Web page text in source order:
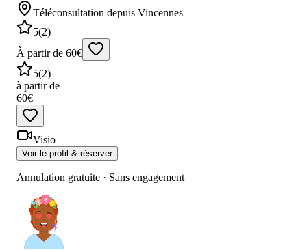
Téléconsultation depuis Vincennes
5(2)
À partir de 60€
5(2)
à partir de
60€
Visio
Voir le profil & réserver
Annulation gratuite · Sans engagement